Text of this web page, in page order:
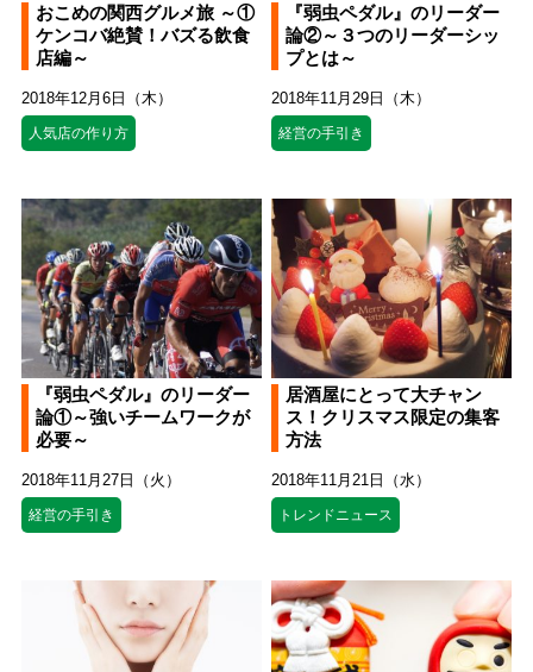
おこめの関西グルメ旅 ～①
ケンコバ絶賛！バズる飲食
店編～
2018年12月6日（木）
人気店の作り方
『弱虫ペダル』のリーダー
論②～３つのリーダーシッ
プとは～
2018年11月29日（木）
経営の手引き
『弱虫ペダル』のリーダー
論①～強いチームワークが
必要～
2018年11月27日（火）
経営の手引き
居酒屋にとって大チャン
ス！クリスマス限定の集客
方法
2018年11月21日（水）
トレンドニュース